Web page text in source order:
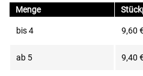
Menge
bis4 9,60
ab 5 9,40